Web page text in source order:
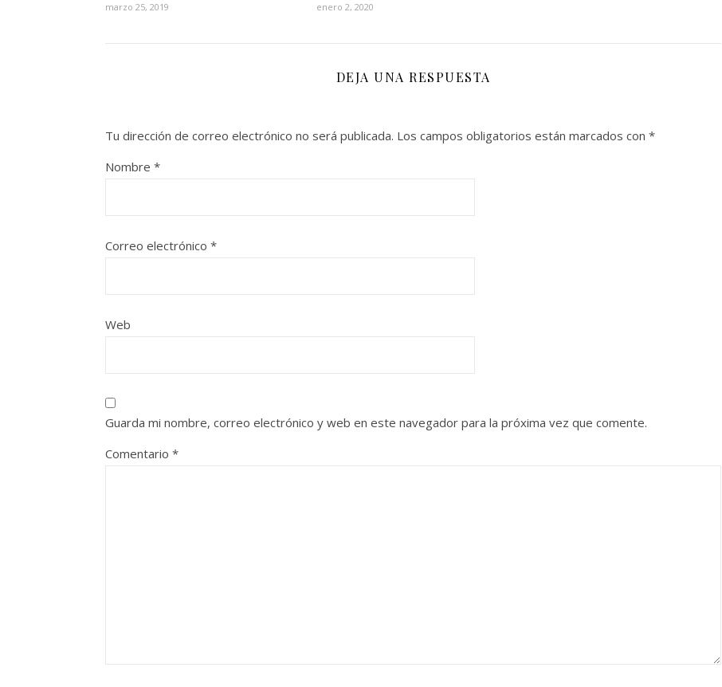
marzo 25, 2019 enero 2, 2020
DEJA UNA RESPUESTA
Tu dirección de correo electrónico no será publicada. Los campos obligatorios están marcados con *
Nombre *
Correo electrónico *
Web
Guarda mi nombre, correo electrónico y web en este navegador para la próxima vez que comente.
Comentario *